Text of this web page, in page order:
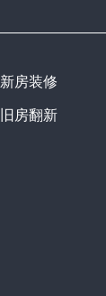
新房装修
旧房翻新